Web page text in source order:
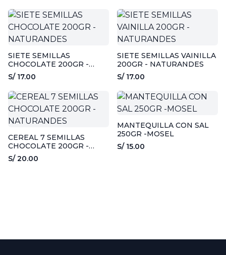
SIETE SEMILLAS
CHOCOLATE 200GR -
NATURANDES
S/ 17.00
SIETE SEMILLAS VAINILLA
200GR - NATURANDES
S/ 17.00
CEREAL 7 SEMILLAS
CHOCOLATE 200GR -
NATURANDES
S/ 20.00
MANTEQUILLA CON SAL
250GR -MOSEL
S/ 15.00